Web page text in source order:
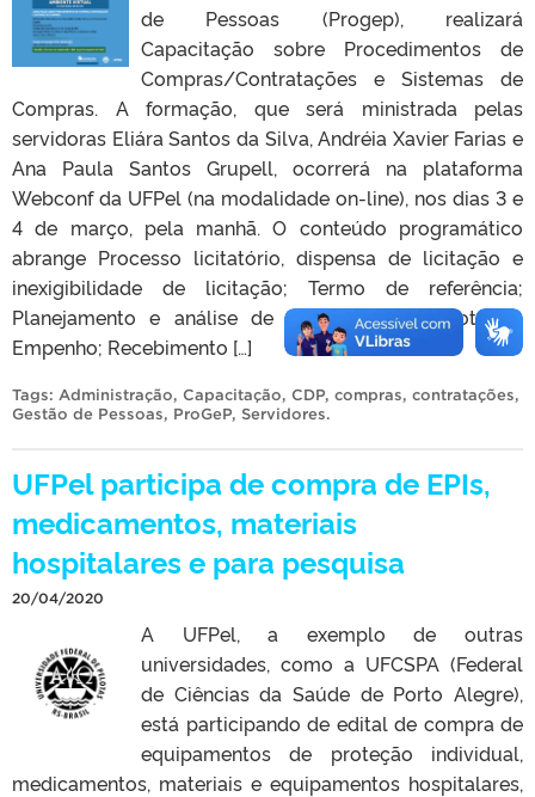
de Pessoas (Progep), realizará
Capacitação sobre Procedimentos de
Compras/Contratações e Sistemas de
Compras. A formação, que será ministrada pelas
servidoras Eliára Santos da Silva, Andréia Xavier Farias e
Ana Paula Santos Grupell, ocorrerá na plataforma
Webconf da UFPel (na modalidade on-line), nos dias 3 e
4 de março, pela manhã. O conteúdo programático
abrange Processo licitatório, dispensa de licitação e
inexigibilidade de licitação; Termo de referência;
Planejamento e análise de documentação; Nota de
Empenho; Recebimento […]
Tags: Administração, Capacitação, CDP, compras, contratações,
Gestão de Pessoas, ProGeP, Servidores.
UFPel participa de compra de EPIs,
medicamentos, materiais
hospitalares e para pesquisa
20/04/2020
A UFPel, a exemplo de outras
universidades, como a UFCSPA (Federal
de Ciências da Saúde de Porto Alegre),
está participando de edital de compra de
equipamentos de proteção individual,
medicamentos, materiais e equipamentos hospitalares,